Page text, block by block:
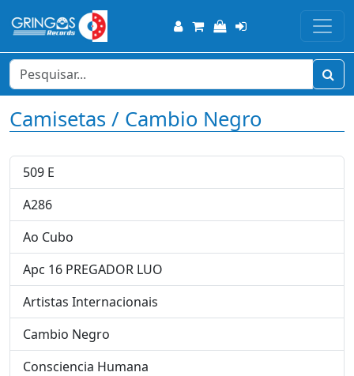
Camisetas / Cambio Negro
509 E
A286
Ao Cubo
Apc 16 PREGADOR LUO
Artistas Internacionais
Cambio Negro
Consciencia Humana